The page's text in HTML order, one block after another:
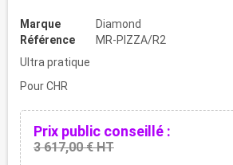
Marque
Diamond
Référence
MR-PIZZA/R2
Ultra pratique
Pour CHR
Prix public conseillé :
3 617,00 € HT